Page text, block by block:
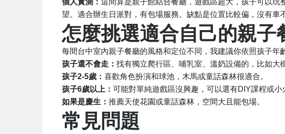
個人實測： 這間算是親子館結合餐廳，遊戲區超大，孩子可以
望。適合辦生日派對，有包場服務。缺點是位置比較偏，沒有車
怎麼挑選適合自己的親子
每間台中室內親子餐廳的風格和定位不同，我建議你依照孩子年
孩子還不會走： 找有獨立爬行區、哺乳室、溫奶設備的，比如大
孩子2-5歲： 喜歡角色扮演和球池，木馬或童話森林很適合。
孩子6歲以上： 可能對單純遊戲區沒興趣，可以選有DIY課程或小
如果是慶生： 推薦天使花園或童話森林，空間大且能包場。
常見問題